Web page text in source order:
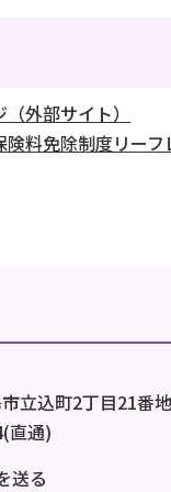
外部サイト）
料免除制度リーフ
立込町2丁目21番地
直通)
送る